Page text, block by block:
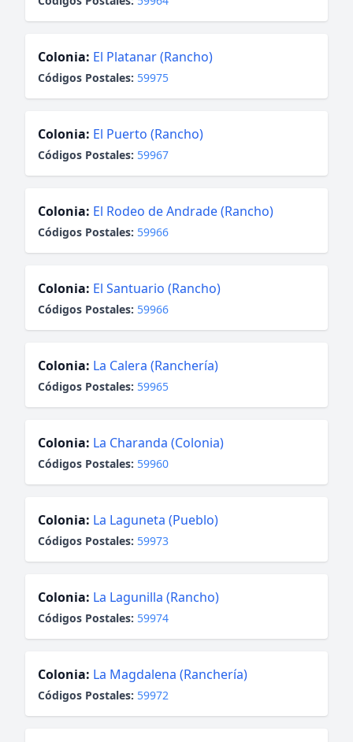
Colonia: El Platanar (Rancho)
Códigos Postales: 59975
Colonia: El Puerto (Rancho)
Códigos Postales: 59967
Colonia: El Rodeo de Andrade (Rancho)
Códigos Postales: 59966
Colonia: El Santuario (Rancho)
Códigos Postales: 59966
Colonia: La Calera (Ranchería)
Códigos Postales: 59965
Colonia: La Charanda (Colonia)
Códigos Postales: 59960
Colonia: La Laguneta (Pueblo)
Códigos Postales: 59973
Colonia: La Lagunilla (Rancho)
Códigos Postales: 59974
Colonia: La Magdalena (Ranchería)
Códigos Postales: 59972